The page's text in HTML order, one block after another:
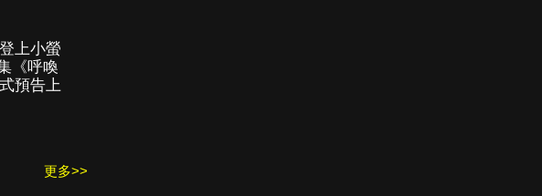
上小螢
《呼喚
預告上
更多>>